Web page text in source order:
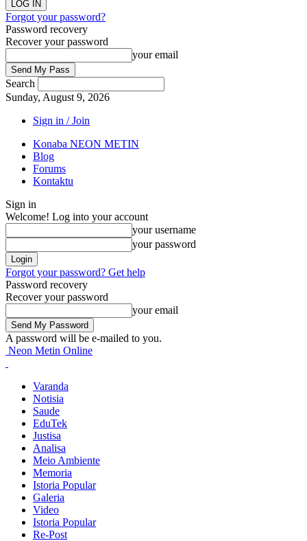
Forgot your password?
Password recovery
Recover your password
your email
Search
Sunday, August 9, 2026
Sign in / Join
Konaba NEON METIN
Blog
Forums
Kontaktu
Sign in
Welcome! Log into your account
your username
your password
Forgot your password? Get help
Password recovery
Recover your password
your email
A password will be e-mailed to you.
Neon Metin Online
Varanda
Notisia
Saude
EduTek
Justisa
Analisa
Meio Ambiente
Memoria
Istoria Popular
Galeria
Video
Istoria Popular
Re-Post